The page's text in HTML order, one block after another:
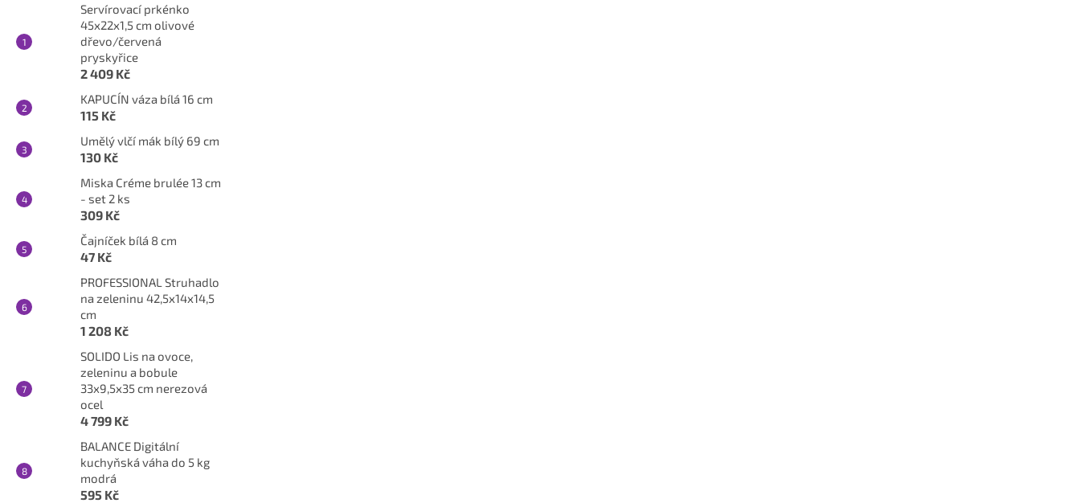
Servírovací prkénko
45x22x1,5 cm olivové
dřevo/červená
pryskyřice
2 409 Kč
KAPUCÍN váza bílá 16 cm
115 Kč
Umělý vlčí mák bílý 69 cm
130 Kč
Miska Créme brulée 13 cm
- set 2 ks
309 Kč
Čajníček bílá 8 cm
47 Kč
PROFESSIONAL Struhadlo
na zeleninu 42,5x14x14,5
cm
1 208 Kč
SOLIDO Lis na ovoce,
zeleninu a bobule
33x9,5x35 cm nerezová
ocel
4 799 Kč
BALANCE Digitální
kuchyňská váha do 5 kg
modrá
595 Kč